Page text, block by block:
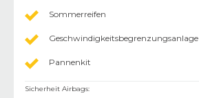
Sommerreifen
Geschwindigkeitsbegrenzungsanlage
Pannenkit
Sicherheit Airbags: